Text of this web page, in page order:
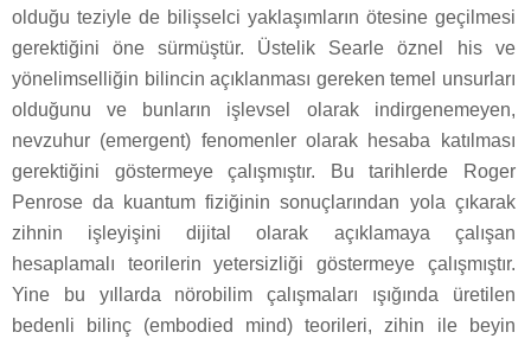
olduğu teziyle de bilişselci yaklaşımların ötesine geçilmesi
gerektiğini öne sürmüştür. Üstelik Searle öznel his ve
yönelimselliğin bilincin açıklanması gereken temel unsurları
olduğunu ve bunların işlevsel olarak indirgenemeyen,
nevzuhur (emergent) fenomenler olarak hesaba katılması
gerektiğini göstermeye çalışmıştır. Bu tarihlerde Roger
Penrose da kuantum fiziğinin sonuçlarından yola çıkarak
zihnin işleyişini dijital olarak açıklamaya çalışan
hesaplamalı teorilerin yetersizliği göstermeye çalışmıştır.
Yine bu yıllarda nörobilim çalışmaları ışığında üretilen
bedenli bilinç (embodied mind) teorileri, zihin ile beyin